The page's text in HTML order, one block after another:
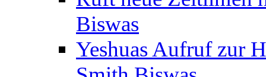
Biswas
Yeshuas Aufruf zur